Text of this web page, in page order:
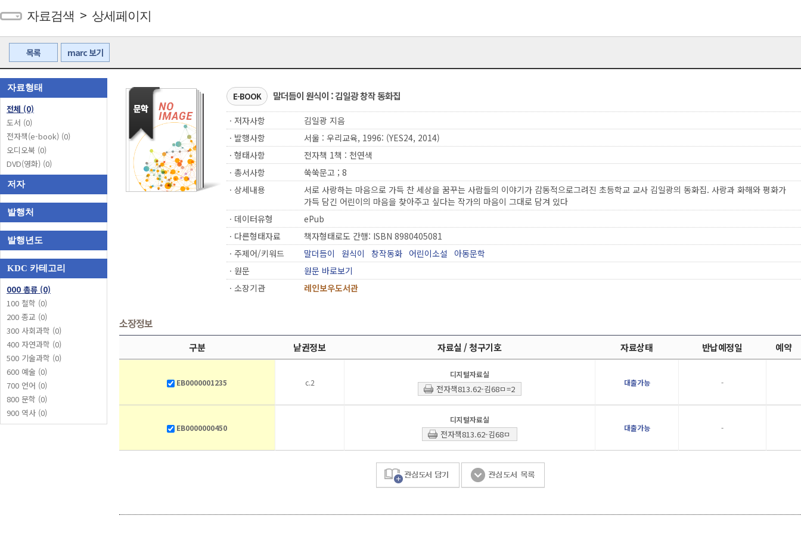
자료검색 > 상세페이지
목록 marc 보기
자료형태
전체 (0)
도서 (0)
전자책(e-book) (0)
오디오북 (0)
DVD(영화) (0)
저자
발행처
발행년도
KDC 카테고리
000 총류 (0)
100 철학 (0)
200 종교 (0)
300 사회과학 (0)
400 자연과학 (0)
500 기술과학 (0)
600 예술 (0)
700 언어 (0)
800 문학 (0)
900 역사 (0)
E-BOOK 말더듬이 원식이 : 김일광 창작 동화집
ㆍ저자사항
김일광 지음
ㆍ발행사항
서울 : 우리교육, 1996: (YES24, 2014)
ㆍ형태사항
전자책 1책 : 천연색
ㆍ총서사항
쑥쑥문고 ; 8
ㆍ상세내용
서로 사랑하는 마음으로 가득 찬 세상을 꿈꾸는 사람들의 이야기가 감동적으로그려진 초등학교 교사 김일광의 동화집. 사랑과 화해와 평화가
가득 담긴 어린이의 마음을 찾아주고 싶다는 작가의 마음이 그대로 담겨 있다
ㆍ데이터유형
ePub
ㆍ다른형태자료
책자형태로도 간행: ISBN 8980405081
ㆍ주제어/키워드
말더듬이 원식이 창작동화 어린이소설
아동문학
ㆍ원문
원문 바로보기
ㆍ소장기관
레인보우도서관
소장정보
구분 낱권정보 자료실 / 청구기호 자료상태 반납예정일 예약
EB0000001235 c.2
디지털자료실
전자책813.62-김68ㅁ=2
대출가능 -
EB0000000450
디지털자료실
전자책813.62-김68ㅁ
대출가능 -